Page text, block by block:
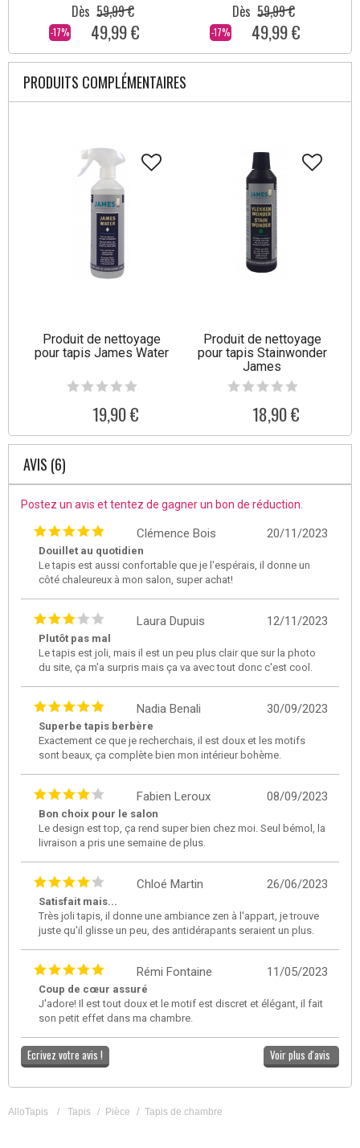
-17%
Dès 59,99 €
49,99 € -17%
Dès 59,99 €
49,99 €
PRODUITS COMPLÉMENTAIRES
Produit de nettoyage
pour tapis James Water
19,90 €
Produit de nettoyage
pour tapis Stainwonder
James
18,90 €
AVIS (6)
Postez un avis et tentez de gagner un bon de réduction.
20/11/2023
Clémence Bois
Douillet au quotidien
Le tapis est aussi confortable que je l'espérais, il donne un
côté chaleureux à mon salon, super achat!
12/11/2023
Laura Dupuis
Plutôt pas mal
Le tapis est joli, mais il est un peu plus clair que sur la photo
du site, ça m'a surpris mais ça va avec tout donc c'est cool.
30/09/2023
Nadia Benali
Superbe tapis berbère
Exactement ce que je recherchais, il est doux et les motifs
sont beaux, ça complète bien mon intérieur bohème.
08/09/2023
Fabien Leroux
Bon choix pour le salon
Le design est top, ça rend super bien chez moi. Seul bémol, la
livraison a pris une semaine de plus.
26/06/2023
Chloé Martin
Satisfait mais...
Très joli tapis, il donne une ambiance zen à l'appart, je trouve
juste qu'il glisse un peu, des antidérapants seraient un plus.
11/05/2023
Rémi Fontaine
Coup de cœur assuré
J'adore! Il est tout doux et le motif est discret et élégant, il fait
son petit effet dans ma chambre.
Ecrivez votre avis ! Voir plus d'avis
AlloTapis / Tapis / Pièce / Tapis de chambre